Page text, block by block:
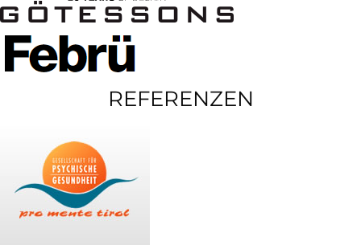
REFERENZEN